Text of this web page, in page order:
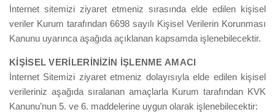
İnternet sitemizi ziyaret etmeniz sırasında elde edilen kişisel
veriler Kurum tarafından 6698 sayılı Kişisel Verilerin Korunması
Kanunu uyarınca aşağıda açıklanan kapsamda işlenebilecektir.
KİŞİSEL VERİLERİNİZİN İŞLENME AMACI
İnternet Sitemizi ziyaret etmeniz dolayısıyla elde edilen kişisel
verileriniz aşağıda sıralanan amaçlarla Kurum tarafından KVK
Kanunu’nun 5. ve 6. maddelerine uygun olarak işlenebilecektir: